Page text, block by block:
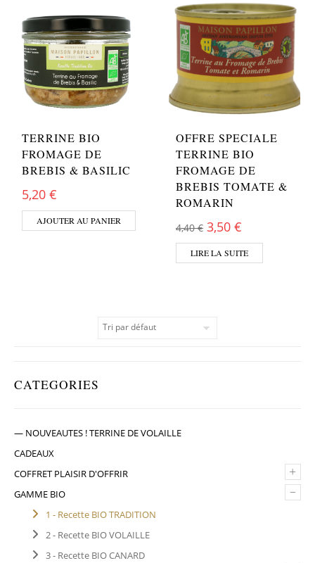
CATEGORIES
— NOUVEAUTES ! TERRINE DE VOLAILLE
CADEAUX
+
COFFRET PLAISIR D'OFFRIR
–
GAMME BIO
1 - Recette BIO TRADITION
2 - Recette BIO VOLAILLE
3 - Recette BIO CANARD
TERRINE BIO
FROMAGE DE
BREBIS & BASILIC
5,20 €
AJOUTER AU PANIER
OFFRE SPECIALE
TERRINE BIO
FROMAGE DE
BREBIS TOMATE &
ROMARIN
4,40€ Le prix initial était
3,50 €
LIRE LA SUITE